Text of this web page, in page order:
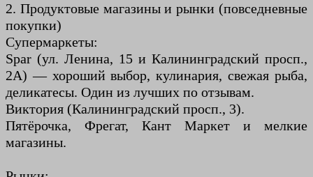
2. Продуктовые магазины и рынки (повседневные
покупки)
Супермаркеты:
Spar (ул. Ленина, 15 и Калининградский просп.,
2А) — хороший выбор, кулинария, свежая рыба,
деликатесы. Один из лучших по отзывам.
Виктория (Калининградский просп., 3).
Пятёрочка, Фрегат, Кант Маркет и мелкие
магазины.